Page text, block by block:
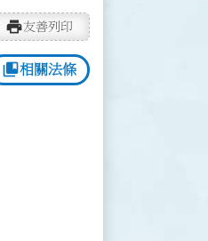
print友善列印
collections_bookmark相關法條